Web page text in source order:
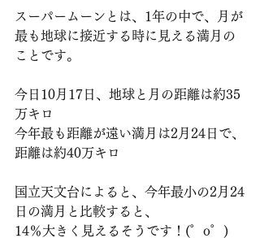
スーパームーンとは、1年の中で、月が
最も地球に接近する時に見える満月の
ことです。
今日10月17日、地球と月の距離は約35
万キロ
今年最も距離が遠い満月は2月24日で、
距離は約40万キロ
国立天文台によると、今年最小の2月24
日の満月と比較すると、
14％大きく見えるそうです！(゜o゜)